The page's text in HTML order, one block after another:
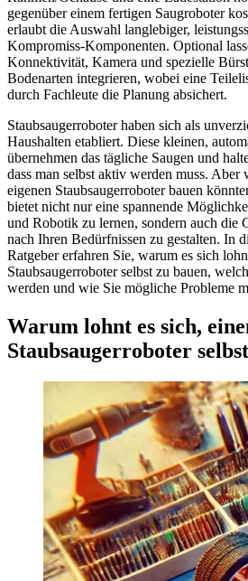
gegenüber einem fertigen Saugroboter
erlaubt die Auswahl langlebiger,
Kompromiss-Komponenten. Optional
Konnektivität, Kamera und spezielle
Bodenarten integrieren, wobei eine
durch Fachleute die Planung absichert.
Staubsaugerroboter haben sich als
Haushalten etabliert. Diese kleinen,
übernehmen das tägliche Saugen und
dass man selbst aktiv werden muss. Aber
eigenen Staubsaugerroboter bauen
bietet nicht nur eine spannende
und Robotik zu lernen, sondern auch die
nach Ihren Bedürfnissen zu gestalten. In
Ratgeber erfahren Sie, warum es sich
Staubsaugerroboter selbst zu bauen,
werden und wie Sie mögliche Probleme
Warum lohnt es sich,
Staubsaugerroboter